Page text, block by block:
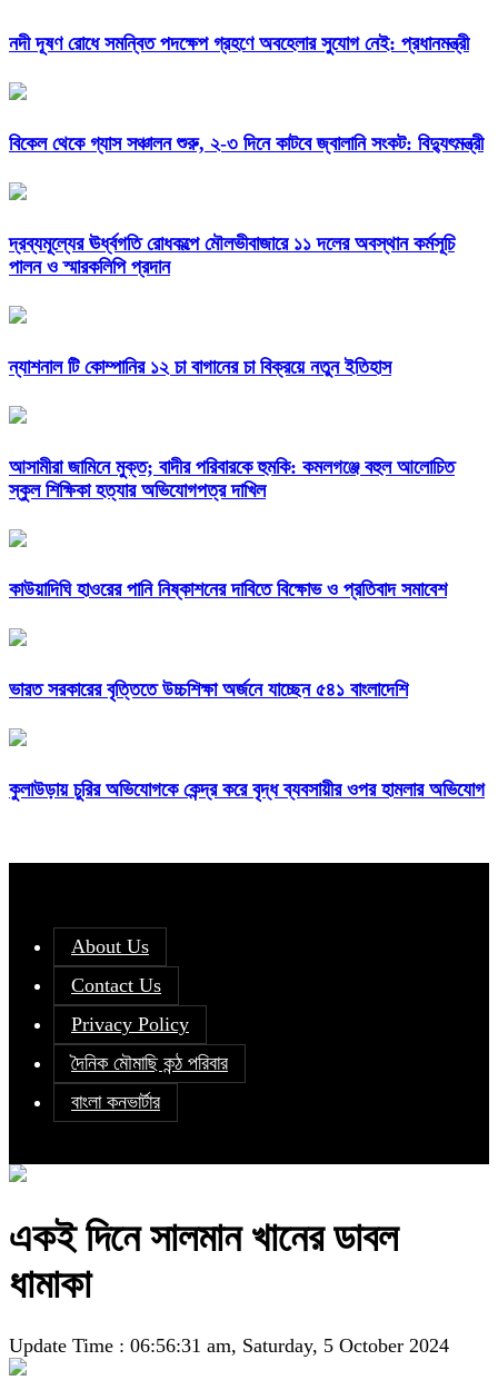
নদী দূষণ রোধে সমন্বিত পদক্ষেপ গ্রহণে অবহেলার সুযোগ নেই: প্রধানমন্ত্রী
বিকেল থেকে গ্যাস সঞ্চালন শুরু, ২-৩ দিনে কাটবে জ্বালানি সংকট: বিদ্যুৎমন্ত্রী
দ্রব্যমূল্যের ঊর্ধ্বগতি রোধকল্পে মৌলভীবাজারে ১১ দলের অবস্থান কর্মসূচি
পালন ও স্মারকলিপি প্রদান
ন্যাশনাল টি কোম্পানির ১২ চা বাগানের চা বিক্রয়ে নতুন ইতিহাস
আসামীরা জামিনে মুক্ত; বাদীর পরিবারকে হুমকি: কমলগঞ্জে বহুল আলোচিত
স্কুল শিক্ষিকা হত্যার অভিযোগপত্র দাখিল
কাউয়াদিঘি হাওরের পানি নিষ্কাশনের দাবিতে বিক্ষোভ ও প্রতিবাদ সমাবেশ
ভারত সরকারের বৃত্তিতে উচ্চশিক্ষা অর্জনে যাচ্ছেন ৫৪১ বাংলাদেশি
কুলাউড়ায় চুরির অভিযোগকে কেন্দ্র করে বৃদ্ধ ব্যবসায়ীর ওপর হামলার অভিযোগ
About Us
Contact Us
Privacy Policy
দৈনিক মৌমাছি কন্ঠ পরিবার
বাংলা কনভার্টার
একই দিনে সালমান খানের ডাবল
ধামাকা
Update Time : 06:56:31 am, Saturday, 5 October 2024